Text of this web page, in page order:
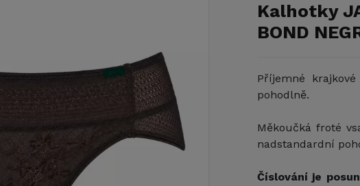
Kalhotky
BOND
Příjemné
pohodlně.
Měkoučká froté
nadstandardní
Číslování je